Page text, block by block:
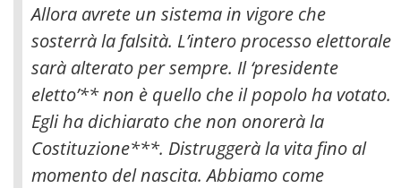
Allora avrete un sistema in vigore che
sosterrà la falsità. L’intero processo elettorale
sarà alterato per sempre. Il ‘presidente
eletto’** non è quello che il popolo ha votato.
Egli ha dichiarato che non onorerà la
Costituzione***. Distruggerà la vita fino al
momento del nascita. Abbiamo come